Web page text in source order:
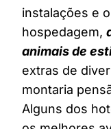
instalações e
hospedagem,
animais de
extras de
montaria
Alguns dos